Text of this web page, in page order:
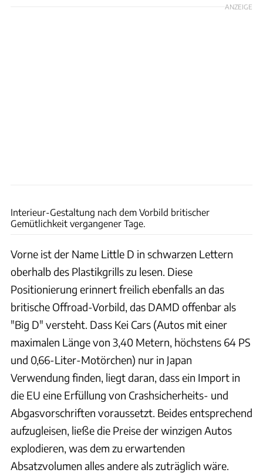
ANZEIGE
Interieur-Gestaltung nach dem Vorbild britischer
Gemütlichkeit vergangener Tage.
Vorne ist der Name Little D in schwarzen Lettern
oberhalb des Plastikgrills zu lesen. Diese
Positionierung erinnert freilich ebenfalls an das
britische Offroad-Vorbild, das DAMD offenbar als
"Big D" versteht. Dass Kei Cars (Autos mit einer
maximalen Länge von 3,40 Metern, höchstens 64 PS
und 0,66-Liter-Motörchen) nur in Japan
Verwendung finden, liegt daran, dass ein Import in
die EU eine Erfüllung von Crashsicherheits- und
Abgasvorschriften voraussetzt. Beides entsprechend
aufzugleisen, ließe die Preise der winzigen Autos
explodieren, was dem zu erwartenden
Absatzvolumen alles andere als zuträglich wäre.